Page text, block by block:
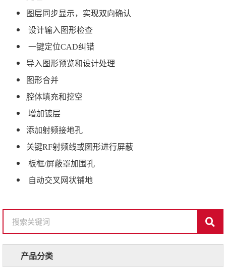
图层同步显示，实现双向确认
设计输入图形检查
一键定位CAD纠错
导入图形预览和设计处理
图形合并
腔体填充和挖空
增加镀层
添加射频接地孔
关键RF射频线或图形进行屏蔽
板框/屏蔽罩加围孔
自动交叉网状铺地
产品分类